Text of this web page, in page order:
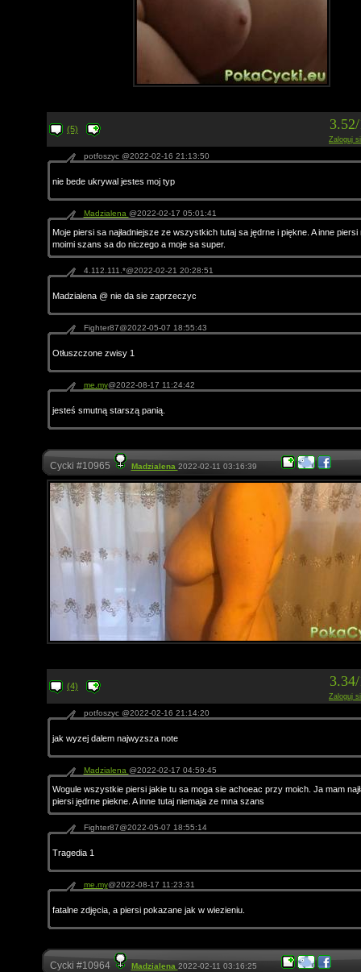
(5)
Zaloguj
potfoszyc @2022-02-16 21:13:50
nie bede ukrywal jestes moj typ
Madzialena @2022-02-17 05:01:41
Moje piersi sa najładniejsze ze wszystkich tutaj sa jędrne i piękne. A inne piersi
moimi szans sa do niczego a moje sa super.
4.112.111.*@2022-02-21 20:28:51
Madzialena @ nie da sie zaprzeczyc
Fighter87@2022-05-07 18:55:43
Otłuszczone zwisy 1
me.my@2022-08-17 11:24:42
jesteś smutną starszą panią.
Cycki #10965 Madzialena 2022-02-11 03:16:39
(4)
Zaloguj
potfoszyc @2022-02-16 21:14:20
jak wyzej dalem najwyzsza note
Madzialena @2022-02-17 04:59:45
Wogule wszystkie piersi jakie tu sa moga sie achoeac przy moich. Ja mam
piersi jędrne piekne. A inne tutaj niemaja ze mna szans
Fighter87@2022-05-07 18:55:14
Tragedia 1
me.my@2022-08-17 11:23:31
fatalne zdjęcia, a piersi pokazane jak w wiezieniu.
Cycki #10964 Madzialena 2022-02-11 03:16:25